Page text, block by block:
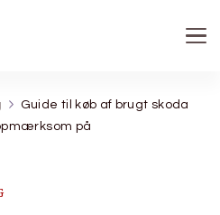
Guide til køb af brugt skoda
på